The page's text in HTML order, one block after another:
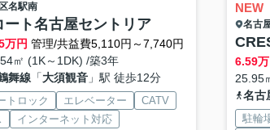
名駅南
ート名古屋セントリア
万円 管理/共益費5,110円～7,740円
㎡ (1K～1DK) /築3年
舞線「大須観音」駅 徒歩12分
トロック エレベーター
CATV
インターネット対応
NEW
名古
6.59
25.95
名古
駐輪